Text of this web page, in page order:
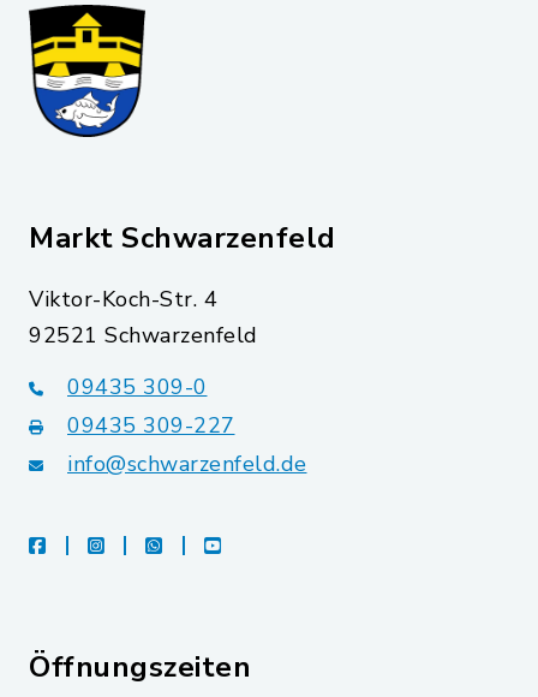
Markt Schwarzenfeld
Viktor-Koch-Str. 4
92521 Schwarzenfeld
09435 309-0
09435 309-227
info@schwarzenfeld.de
facebookinstagramwhatsappyoutube
Öffnungszeiten